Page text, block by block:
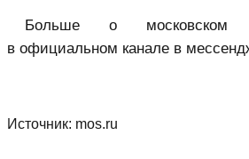
Больше о московском
в официальном канале в
Источник: mos.ru